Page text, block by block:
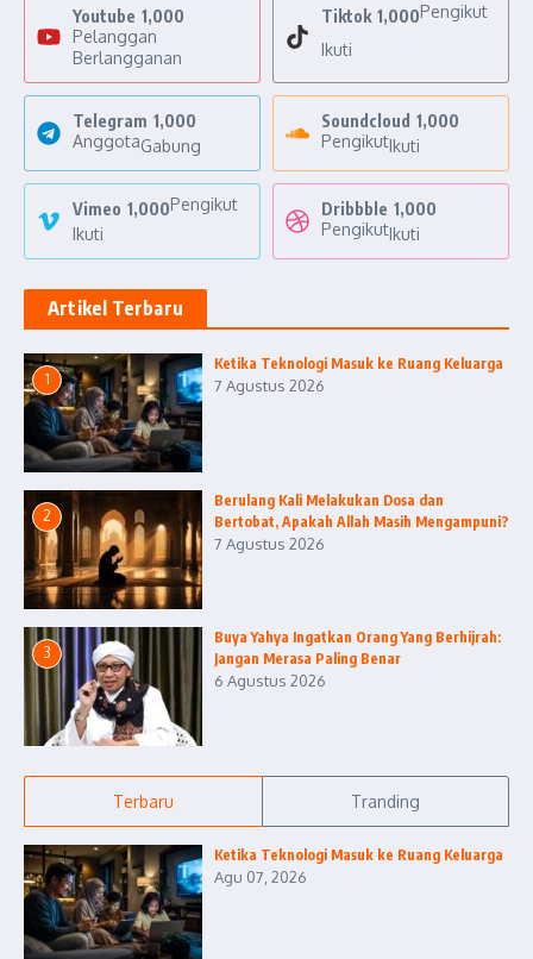
Youtube 1,000
Pelanggan
Berlangganan
Tiktok 1,000Pengikut
Ikuti
Telegram 1,000
AnggotaGabung
Soundcloud 1,000
PengikutIkuti
Vimeo 1,000Pengikut
Ikuti
Dribbble 1,000
PengikutIkuti
Artikel Terbaru
1
Ketika Teknologi Masuk ke Ruang Keluarga
7 Agustus 2026
2
Berulang Kali Melakukan Dosa dan
Bertobat, Apakah Allah Masih Mengampuni?
7 Agustus 2026
3
Buya Yahya Ingatkan Orang Yang Berhijrah:
Jangan Merasa Paling Benar
6 Agustus 2026
Terbaru Tranding
Ketika Teknologi Masuk ke Ruang Keluarga
Agu 07, 2026